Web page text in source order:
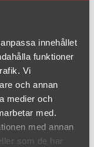
innehållet
funktioner
Vi
och annan
medier och
med.
med annan
som de har
1973